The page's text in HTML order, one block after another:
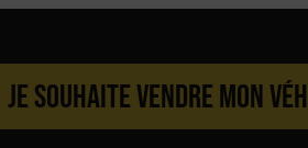
Je souhaite vendre mon